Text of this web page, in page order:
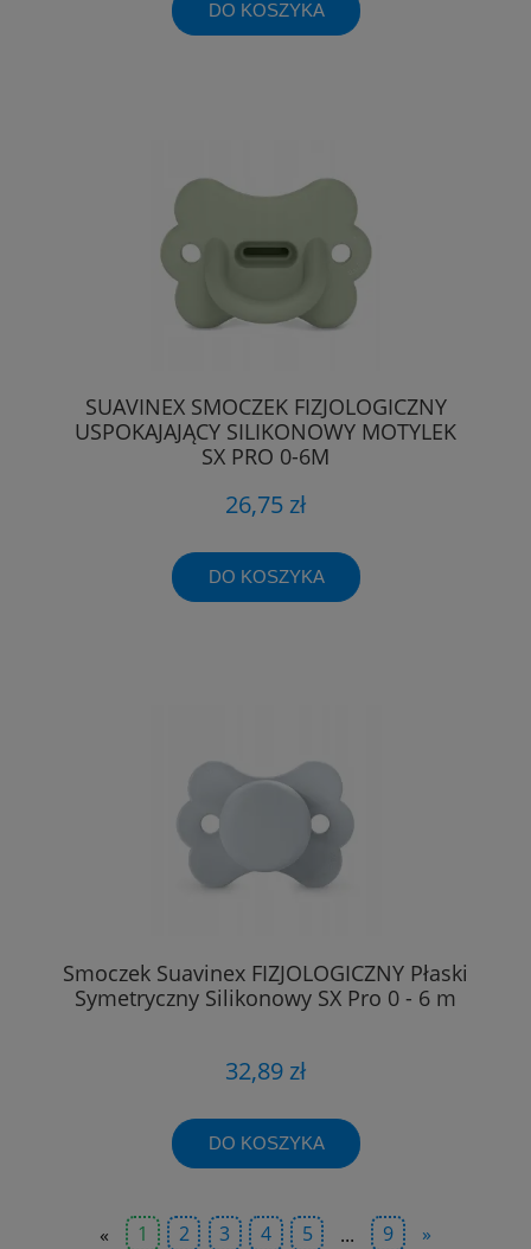
DO KOSZYKA
SUAVINEX SMOCZEK FIZJOLOGICZNY
USPOKAJAJĄCY SILIKONOWY MOTYLEK
SX PRO 0-6M
26,75 zł
DO KOSZYKA
Smoczek Suavinex FIZJOLOGICZNY Płaski
Symetryczny Silikonowy SX Pro 0 - 6 m
32,89 zł
DO KOSZYKA
« 1 2 3 4 5 ... 9 »